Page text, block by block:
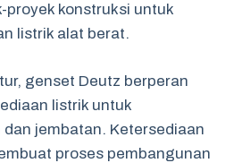
proyek konstruksi untuk
listrik alat berat.
genset Deutz berperan
listrik untuk
jembatan. Ketersediaan
proses pembangunan